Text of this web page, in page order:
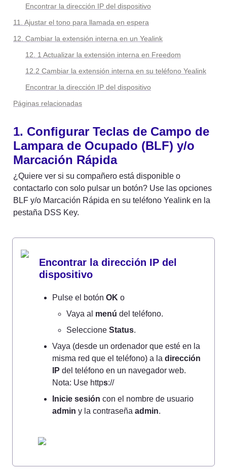
Encontrar la dirección IP del dispositivo
11. Ajustar el tono para llamada en espera
12. Cambiar la extensión interna en un Yealink
12. 1 Actualizar la extensión interna en Freedom
12.2 Cambiar la extensión interna en su teléfono Yealink
Encontrar la dirección IP del dispositivo
Páginas relacionadas
1. Configurar Teclas de Campo de
Lampara de Ocupado (BLF) y/o
Marcación Rápida
¿Quiere ver si su compañero está disponible o
contactarlo con solo pulsar un botón? Use las opciones
BLF y/o Marcación Rápida en su teléfono Yealink en la
pestaña DSS Key.
Encontrar la dirección IP del
dispositivo
Pulse el botón OK o
Vaya al menú del teléfono.
Seleccione Status.
Vaya (desde un ordenador que esté en la
misma red que el teléfono) a la dirección
IP del teléfono en un navegador web.
Nota: Use https://
Inicie sesión
admin y la contraseña admin.